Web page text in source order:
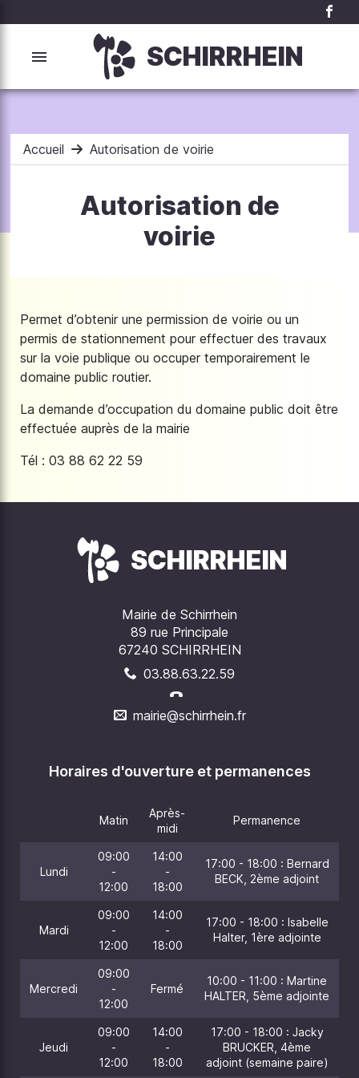
SCHIRRHEIN
Accueil Autorisation de voirie
Autorisation de
voirie
Permet d’obtenir une permission de voirie ou un
permis de stationnement pour effectuer des travaux
sur la voie publique ou occuper temporairement le
domaine public routier.
La demande d’occupation du domaine public doit être
effectuée auprès de la mairie
Tél : 03 88 62 22 59
SCHIRRHEIN
Mairie de Schirrhein
89 rue Principale
67240 SCHIRRHEIN
03.88.63.22.59
mairie@schirrhein.fr
Horaires d'ouverture et permanences
Matin
Après-
midi
Permanence
Lundi
09:00
-
12:00
14:00
-
18:00
17:00 - 18:00 : Bernard
BECK, 2ème adjoint
Mardi
09:00
-
12:00
14:00
-
18:00
17:00 - 18:00 : Isabelle
Halter, 1ère adjointe
Mercredi
09:00
-
12:00
Fermé
10:00 - 11:00 : Martine
HALTER, 5ème adjointe
Jeudi
09:00
-
12:00
14:00
-
18:00
17:00 - 18:00 : Jacky
BRUCKER, 4ème
adjoint (semaine paire)